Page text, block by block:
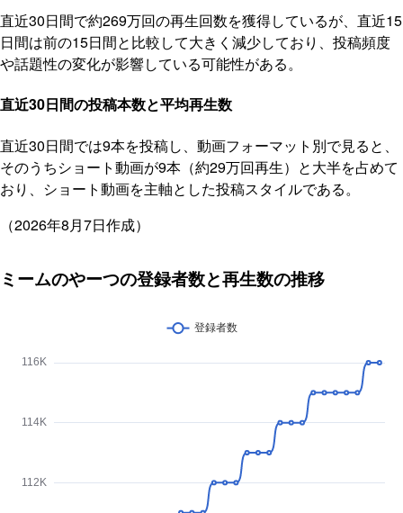
直近30日間で約269万回の再生回数を獲得しているが、直近15
日間は前の15日間と比較して大きく減少しており、投稿頻度
や話題性の変化が影響している可能性がある。
直近30日間の投稿本数と平均再生数
直近30日間では9本を投稿し、動画フォーマット別で見ると、
そのうちショート動画が9本（約29万回再生）と大半を占めて
おり、ショート動画を主軸とした投稿スタイルである。
（2026年8月7日作成）
ミームのやーつの登録者数と再生数の推移